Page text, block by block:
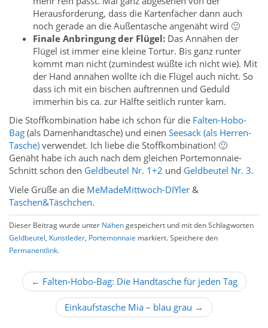
Herausforderung, dass die Kartenfächer dann auch
noch gerade an die Außentasche angenäht wird 🙂
Finale Anbringung der Flügel: Das Annähen der
Flügel ist immer eine kleine Tortur. Bis ganz runter
kommt man nicht (zumindest wüßte ich nicht wie). Mit
der Hand annähen wollte ich die Flügel auch nicht. So
dass ich mit ein bischen auftrennen und Geduld
immerhin bis ca. zur Hälfte seitlich runter kam.
Die Stoffkombination habe ich schon für die Falten-Hobo-
Bag (als Damenhandtasche) und einen Seesack (als Herren-
Tasche) verwendet. Ich liebe die Stoffkombination! 🙂
Genäht habe ich auch nach dem gleichen Portemonnaie-
Schnitt schon den Geldbeutel Nr. 1+2 und Geldbeutel Nr. 3.
Viele Grüße an die MeMadeMittwoch-DIYler &
Taschen&Täschchen.
Dieser Beitrag wurde unter Nähengespeichert und mit den Schlagworten
Geldbeutel, Kunstleder, Portemonnaie markiert. Speichere den
Permanentlink.
← Falten-Hobo-Bag: Die Handtasche für jeden Tag
Einkaufstasche Mia – blau grau →